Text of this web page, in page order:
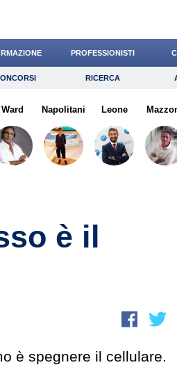
PROFESSIONISTI
Ricerca
Diritto Economia
RICERCA
Ward Napolitani Leone
è il
è spegnere il cellulare.